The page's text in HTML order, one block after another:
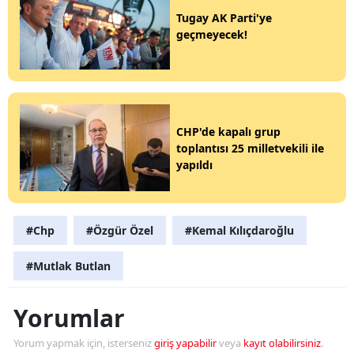
Tugay AK Parti'ye
geçmeyecek!
CHP'de kapalı grup
toplantısı 25 milletvekili ile
yapıldı
#Chp #Özgür Özel #Kemal Kılıçdaroğlu
#Mutlak Butlan
Yorumlar
Yorum yapmak için, istersenizgiriş yapabilirveya kayıt olabilirsiniz.